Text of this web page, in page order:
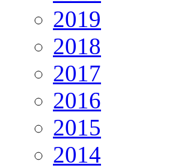
2019
2018
2017
2016
2015
2014